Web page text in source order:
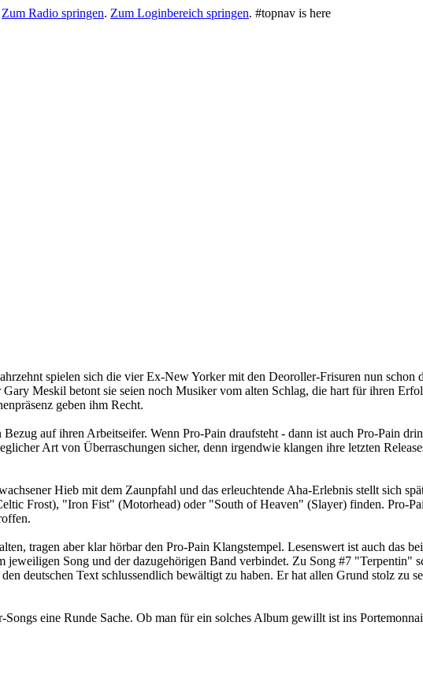
Zum Radio springen. Zum Loginbereich springen. #topnav is here
spielen sich die vier Ex-New Yorker mit den Deoroller-Frisuren nun
Meskil betont sie seien noch Musiker vom alten Schlag, die hart für ihren
geben ihm Recht.
auf ihren Arbeitseifer. Wenn Pro-Pain draufsteht - dann ist auch Pro-Pain
Art von Überraschungen sicher, denn irgendwie klangen ihre letzten
Hieb mit dem Zaunpfahl und das erleuchtende Aha-Erlebnis stellt sich
Frost), "Iron Fist" (Motorhead) oder "South of Heaven" (Slayer) finden. Pro-
tragen aber klar hörbar den Pro-Pain Klangstempel. Lesenswert ist auch das
Song und der dazugehörigen Band verbindet. Zu Song #7 "Terpentin"
deutschen Text schlussendlich bewältigt zu haben. Er hat allen Grund stolz zu
eine Runde Sache. Ob man für ein solches Album gewillt ist ins